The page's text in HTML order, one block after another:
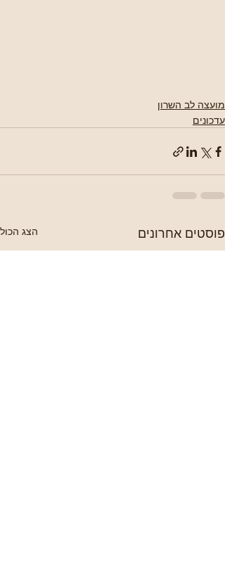
מועצה לב השרון
עדכונים
פוסטים אחרונים הצג הכול